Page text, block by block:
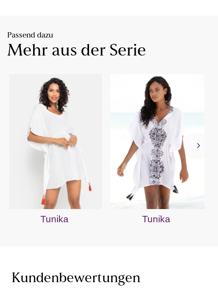
Passend dazu
Mehr aus der Serie
Tunika Tunika
Kundenbewertungen